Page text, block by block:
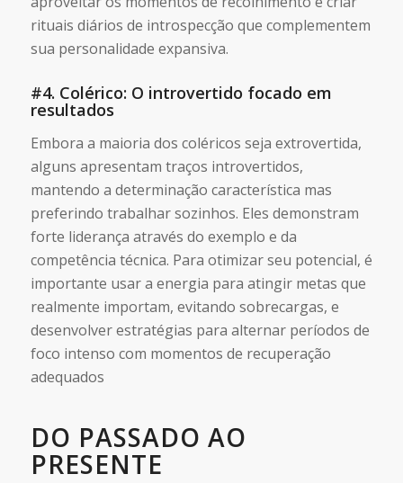
rituais diários de introspecção que complementem
sua personalidade expansiva.
#4. Colérico: O introvertido focado em
resultados
Embora a maioria dos coléricos seja extrovertida,
alguns apresentam traços introvertidos,
mantendo a determinação característica mas
preferindo trabalhar sozinhos. Eles demonstram
forte liderança através do exemplo e da
competência técnica. Para otimizar seu potencial, é
importante usar a energia para atingir metas que
realmente importam, evitando sobrecargas, e
desenvolver estratégias para alternar períodos de
foco intenso com momentos de recuperação
adequados
DO PASSADO AO
PRESENTE